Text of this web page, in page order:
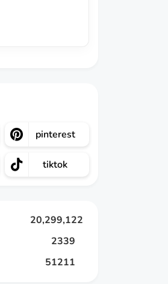
pinterest
tiktok
20,299,122
2339
51211